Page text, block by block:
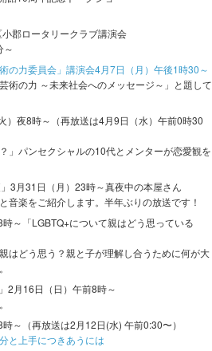
郡ロータリークラブ講演会
～
の力委員会」講演会4月7日（月）午後1時30～
術の力 ～未来社会へのメッセージ～」と題して
）夜8時～（再放送は4月9日（水）午前0時30
」パンセクシャルの10代とメンターが恋愛観を
3月31日（月）23時～真夜中の本屋さん
音楽をご紹介します。半年ぶりの放送です！
～「LGBTQ+について親はどう思っている
はどう思う？親と子が理解し合うために何が大
2月16日（日）午前8時～
～（再放送は2月12日(水) 午前0:30〜）
と上手につきあうには